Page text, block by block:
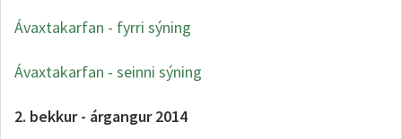
Ávaxtakarfan - fyrri sýning
Ávaxtakarfan - seinni sýning
2. bekkur - árgangur 2014